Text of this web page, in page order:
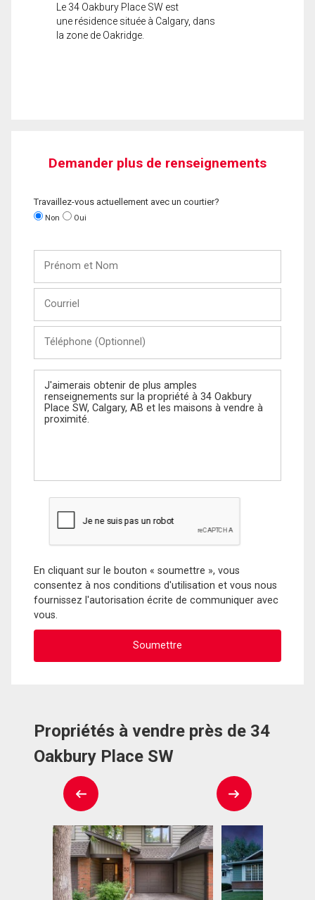
Le 34 Oakbury Place SW est
une résidence située à Calgary, dans
la zone de Oakridge.
Demander plus de renseignements
Travaillez-vous actuellement avec un courtier?
Non Oui
Nom
(Optionnel)
Message
En cliquant sur le bouton « soumettre », vous
consentez à nos conditions d'utilisation et vous nous
fournissez l'autorisation écrite de communiquer avec
vous.
Propriétés à vendre près de 34
Oakbury Place SW